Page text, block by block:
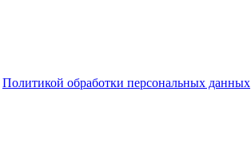
Политикой обработки персональных данных